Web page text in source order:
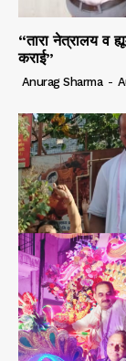
“तारा नेत्रालय व
कराई”
Anurag Sharma -